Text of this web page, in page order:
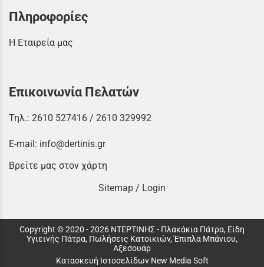
Πληροφορίες
Η Εταιρεία μας
Επικοινωνία Πελατών
Τηλ.: 2610 527416 / 2610 329992
E-mail: info@dertinis.gr
Βρείτε μας στον χάρτη
Sitemap / Login
Copyright © 2020 - 2026 ΝΤΕΡΤΙΝΗΣ - Πλακάκια Πάτρα, Είδη
Υγιεινής Πάτρα, Πωλήσεις Κατοικιών, Έπιπλα Μπάνιου,
Αξεσουάρ
Κατασκευή Ιστοσελίδων New Media Soft